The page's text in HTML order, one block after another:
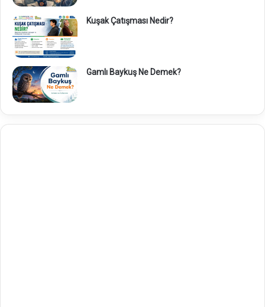
Kuşak Çatışması Nedir?
Gamlı Baykuş Ne Demek?